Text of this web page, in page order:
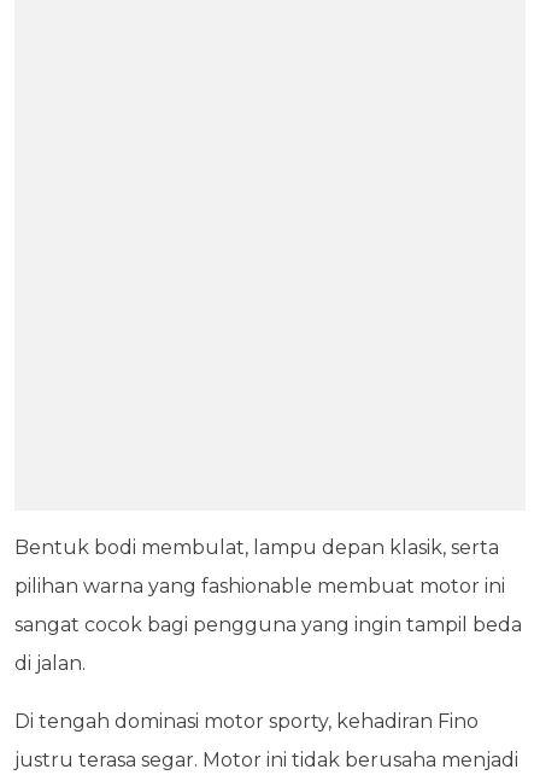
Bentuk bodi membulat, lampu depan klasik, serta
pilihan warna yang fashionable membuat motor ini
sangat cocok bagi pengguna yang ingin tampil beda
di jalan.
Di tengah dominasi motor sporty, kehadiran Fino
justru terasa segar. Motor ini tidak berusaha menjadi